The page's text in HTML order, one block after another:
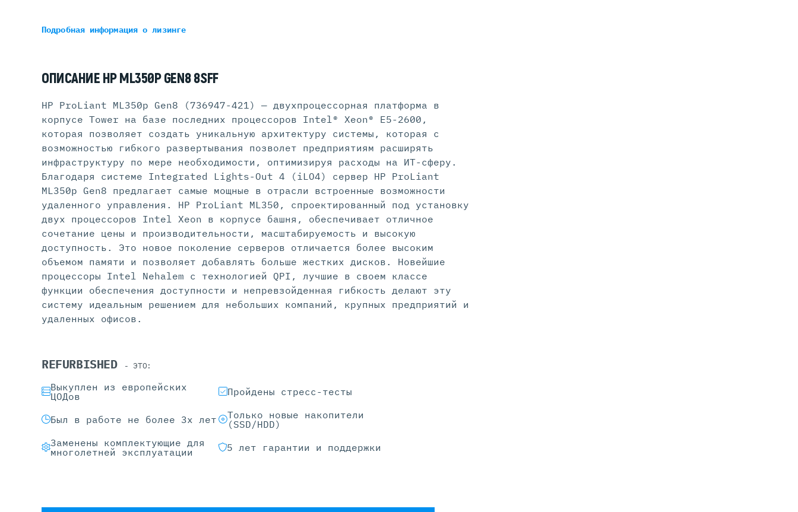
Подробная информацияо лизинге
ОПИСАНИЕ HP ML350P GEN8 8SFF
HP ProLiant ML350p Gen8 (736947-421) — двухпроцессорная платформа в
корпусе Tower на базе последних процессоров Intel® Xeon® E5-2600,
которая позволяет создать уникальную архитектуру системы, которая с
возможностью гибкого развертывания позволет предприятиям расширять
инфраструктуру по мере необходимости, оптимизируя расходы на ИТ-сферу.
Благодаря системе Integrated Lights-Out 4 (iLO4) сервер HP ProLiant
ML350p Gen8 предлагает самые мощные в отрасли встроенные возможности
удаленного управления. HP ProLiant ML350, спроектированный под установку
двух процессоров Intel Xeon в корпусе башня, обеспечивает отличное
сочетание цены и производительности, масштабируемость и высокую
доступность. Это новое поколение серверов отличается более высоким
объемом памяти и позволяет добавлять больше жестких дисков. Новейшие
процессоры Intel Nehalem с технологией QPI, лучшие в своем классе
функции обеспечения доступности и непревзойденная гибкость делают эту
систему идеальным решением для небольших компаний, крупных предприятий и
удаленных офисов.
REFURBISHED - ЭТО:
Выкуплен из европейских
ЦОДов
Пройдены стресс-тесты
Был в работе не более 3х лет
Только новые накопители
(SSD/HDD)
Заменены комплектующие для
многолетней эксплуатации
5 лет гарантии и поддержки